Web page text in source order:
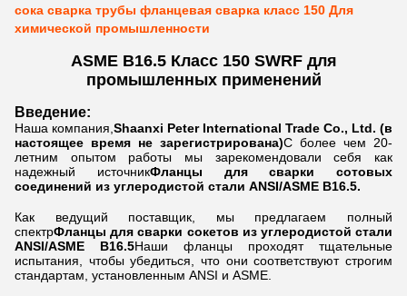
сока сварка трубы фланцевая сварка класс 150 Для
химической промышленности
ASME B16.5 Класс 150 SWRF для
промышленных применений
Введение:
Наша компания, Shaanxi Peter International Trade Co., Ltd. (в
настоящее время не зарегистрирована)С более чем 20-
летним опытом работы мы зарекомендовали себя как
надежный источникФланцы для сварки сотовых
соединений из углеродистой стали ANSI/ASME B16.5.
Как ведущий поставщик, мы предлагаем полный
спектрФланцы для сварки сокетов из углеродистой стали
ANSI/ASME B16.5Наши фланцы проходят тщательные
испытания, чтобы убедиться, что они соответствуют строгим
стандартам, установленным ANSI и ASME.